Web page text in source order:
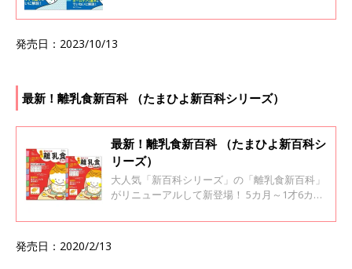
まとめました！ 赤ちゃんは「痛い」「ツライ」
る？がわかる！ 初めてママ＆パパの心強い味方
が出た」などの症状別にすぐ引けて、受診の目
がにも落ち着いて対処できるよう、症例写真や
説明イラストを豊富に使用し、わかりやすくま
とめました。 0～6才までこれ1冊でOK。長く使
えて安心です。
発売日：2023/10/13
最新！離乳食新百科 （たまひよ新百科シリーズ）
最新！離乳食新百科 （たまひよ新百科シ
リーズ）
大人気「新百科シリーズ」の「離乳食新百科」
がリニューアルして新登場！ 5カ月～1才6カ月
とレシピを徹底紹介。 たまひよオリジナルの
発売日：2020/2/13